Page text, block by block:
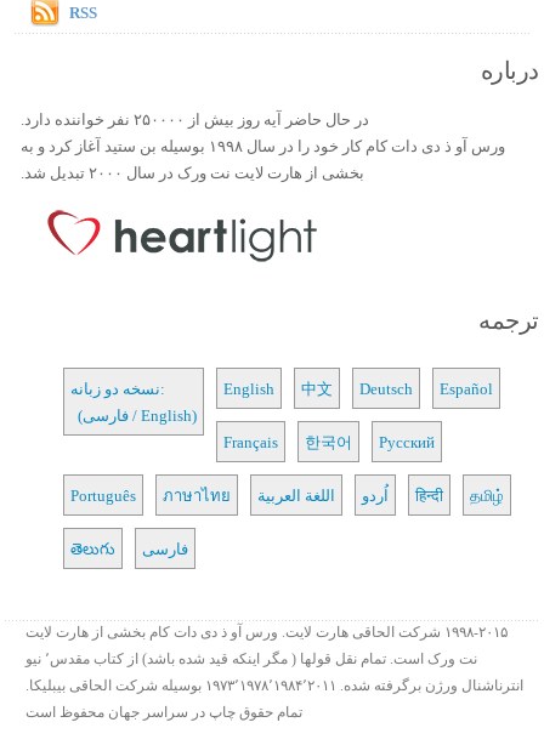
RSS
درباره
در حال حاضر آیه روز بیش از ۲۵۰۰۰۰ نفر خواننده دارد.
ورس آو ذ دی دات کام کار خود را در سال ۱۹۹۸ بوسیله بن ستید آغاز کرد و به
بخشی از هارت لایت نت ورک در سال ۲۰۰۰ تبدیل شد.
ترجمه
نسخه دو زبانه:
(فارسی / English)
English 中文 Deutsch Español
Français 한국어 Русский
Português ภาษาไทย اللغة العربية اُردو हिन्दी தமிழ்
తెలుగు فارسی
۱۹۹۸-۲۰۱۵ شرکت الحاقی هارت لایت. ورس آو ذ دی دات کام بخشی از هارت لایت
نت ورک است. تمام نقل قولها ( مگر اینکه قید شده باشد) از کتاب مقدس٬ نیو
انترناشنال ورژن برگرفته شده. ۱۹۷۳٬۱۹۷۸٬۱۹۸۴٬۲۰۱۱ بوسیله شرکت الحاقی بیبلیکا.
تمام حقوق چاپ در سراسر جهان محفوظ است